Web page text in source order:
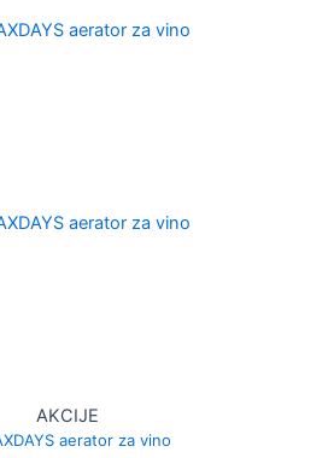
AKCIJE
aerator za vino